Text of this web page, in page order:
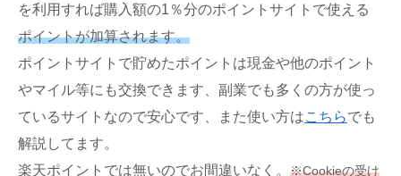
を利用すれば購入額の1％分のポイントサイトで使える
ポイントが加算されます。
ポイントサイトで貯めたポイントは現金や他のポイント
やマイル等にも交換できます、副業でも多くの方が使っ
ているサイトなので安心です、また使い方はこちらでも
解説してます。
楽天ポイントでは無いのでお間違いなく。 ※Cookieの受け